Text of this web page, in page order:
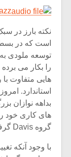
نکته بارز در
است که در
را بکار می
هایی متفاوت
استاندارد.
بداهه نوازان
های کاری خود
گروه Davis گرفته اند.
با وجود آنکه